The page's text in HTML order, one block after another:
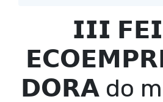
𝗜𝗜𝗜
𝗗𝗢𝗥𝗔 do